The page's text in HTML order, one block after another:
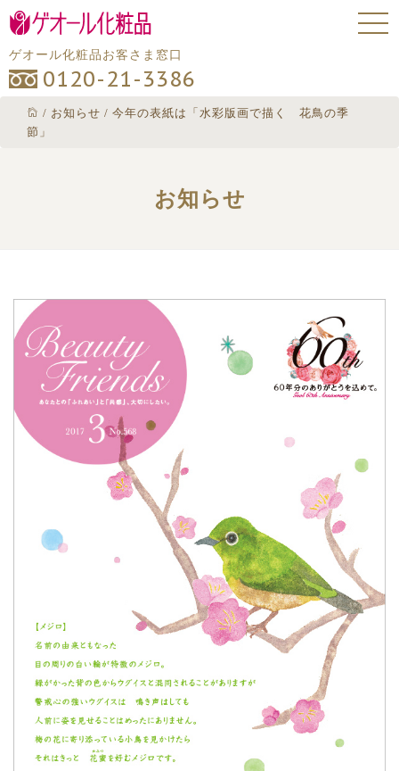
ゲオール化粧品お客さま窓口
0120-21-3386
/ お知らせ / 今年の表紙は「水彩版画で描く 花鳥の季
節」
お知らせ